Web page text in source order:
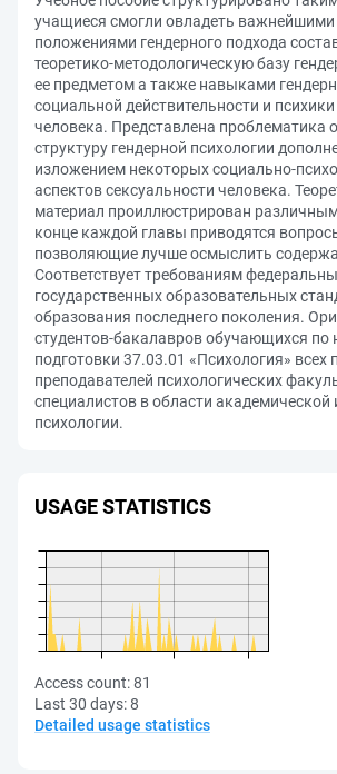
учащиеся смогли овладеть
положениями гендерного подхода
теоретико-методологическую базу
ее предметом а также навыками
социальной действительности и
человека. Представлена
структуру гендерной психологии
изложением некоторых социально-
аспектов сексуальности человека.
материал проиллюстрирован
конце каждой главы приводятся
позволяющие лучше осмыслить
Соответствует требованиям
государственных образовательных
образования последнего поколения.
студентов-бакалавров обучающихся по
подготовки 37.03.01 «Психология» всех
преподавателей психологических
специалистов в области академической
психологии.
USAGE STATISTICS
Access count:81
Last 30 days:8
Detailed usage statistics